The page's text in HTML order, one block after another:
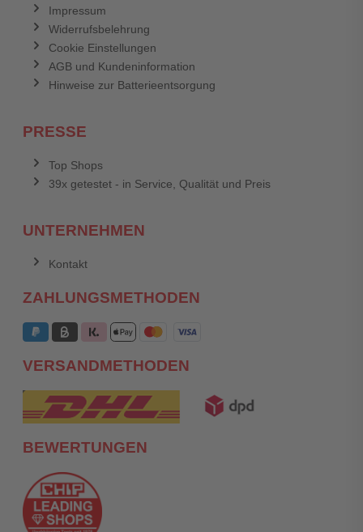
Impressum
Widerrufsbelehrung
Cookie Einstellungen
AGB und Kundeninformation
Hinweise zur Batterieentsorgung
PRESSE
Top Shops
39x getestet - in Service, Qualität und Preis
UNTERNEHMEN
Kontakt
ZAHLUNGSMETHODEN
VERSANDMETHODEN
BEWERTUNGEN